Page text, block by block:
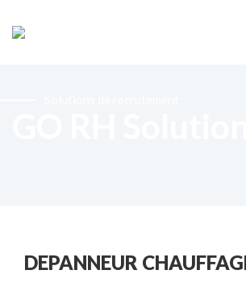
DEPANNEUR